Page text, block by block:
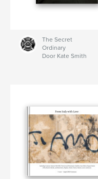
The Secret
Ordinary
Door Kate Smith